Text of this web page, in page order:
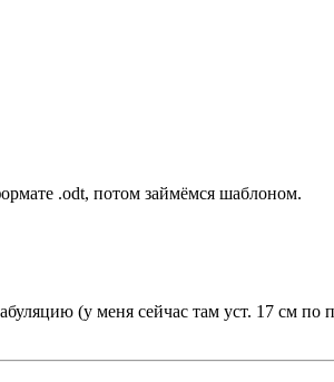
.odt, потом займёмся шаблоном.
(у меня сейчас там уст. 17 см по